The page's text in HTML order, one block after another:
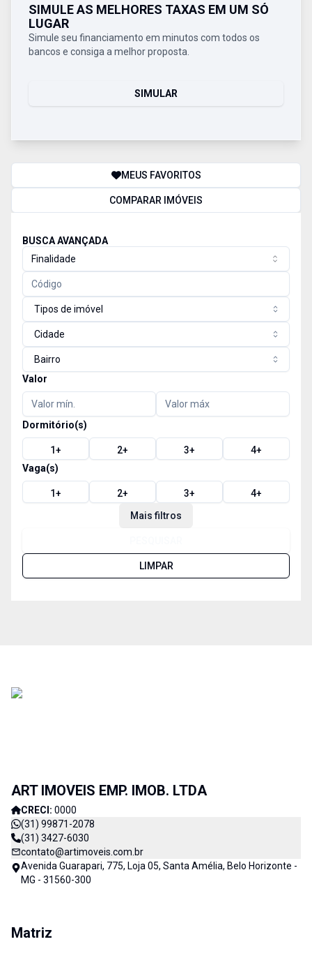
SIMULE AS MELHORES TAXAS EM UM SÓ
LUGAR
Simule seu financiamento em minutos com todos os
bancos e consiga a melhor proposta.
SIMULAR
MEUS FAVORITOS
COMPARAR IMÓVEIS
BUSCA AVANÇADA
Finalidade
Tipos de imóvel
Cidade
Bairro
Valor
Dormitório(s)
1+ 2+ 3+ 4+
Vaga(s)
1+ 2+ 3+ 4+
Mais filtros
LIMPAR
ART IMOVEIS EMP. IMOB. LTDA
CRECI: 0000
(31) 99871-2078
(31) 3427-6030
contato@artimoveis.com.br
Avenida Guarapari, 775, Loja 05, Santa Amélia, Belo Horizonte -
MG - 31560-300
Matriz